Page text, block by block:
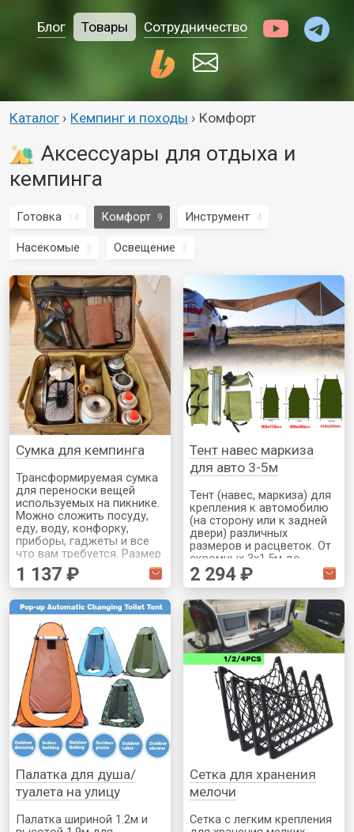
Блог Товары Сотрудничество
Каталог › Кемпинг и походы › Комфорт
Аксессуары для отдыха и
кемпинга
Готовка 14 Комфорт 9 Инструмент 4
Насекомые 3 Освещение 3
Сумка для кемпинга
Трансформируемая сумка
для переноски вещей
используемых на пикнике.
Можно сложить посуду,
еду, воду, конфорку,
приборы, гаджеты и все
что вам требуется. Размер
внутренних отделений
настраиваемый (на
липучках)
1 137 ₽
Тент навес маркиза
для авто 3-5м
Тент (навес, маркиза) для
крепления к автомобилю
(на сторону или к задней
двери) различных
размеров и расцветок. От
скромных 3х1.5м до
внушительных 4.4х2м. На
некоторые модели
2 294 ₽
Палатка для душа/
туалета на улицу
Палатка шириной 1.2м и
Сетка для хранения
мелочи
Сетка с легким крепления